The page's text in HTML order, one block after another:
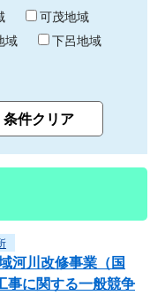
可茂地域
域
下呂地域
河川改修事業（国
に関する一般競争